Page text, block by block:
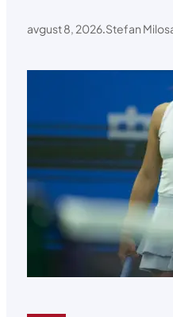
avgust 8, 2026.Stefan